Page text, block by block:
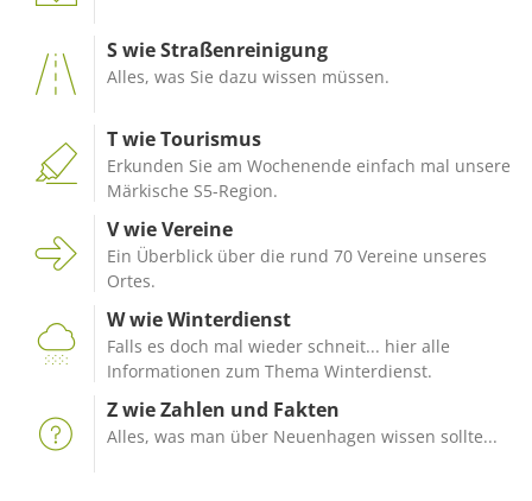
S wie Straßenreinigung
Alles, was Sie dazu wissen müssen.
T wie Tourismus
Erkunden Sie am Wochenende einfach mal unsere
Märkische S5-Region.
V wie Vereine
Ein Überblick über die rund 70 Vereine unseres
Ortes.
W wie Winterdienst
Falls es doch mal wieder schneit... hier alle
Informationen zum Thema Winterdienst.
Z wie Zahlen und Fakten
Alles, was man über Neuenhagen wissen sollte...